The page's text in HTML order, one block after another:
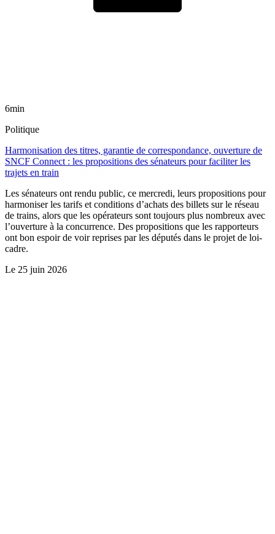
6min
Politique
Harmonisation des titres, garantie de correspondance, ouverture de
SNCF Connect : les propositions des sénateurs pour faciliter les
trajets en train
Les sénateurs ont rendu public, ce mercredi, leurs propositions pour
harmoniser les tarifs et conditions d’achats des billets sur le réseau
de trains, alors que les opérateurs sont toujours plus nombreux avec
l’ouverture à la concurrence. Des propositions que les rapporteurs
ont bon espoir de voir reprises par les députés dans le projet de loi-
cadre.
Le 25 juin 2026